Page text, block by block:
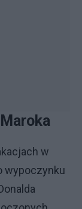
w
wypoczynku